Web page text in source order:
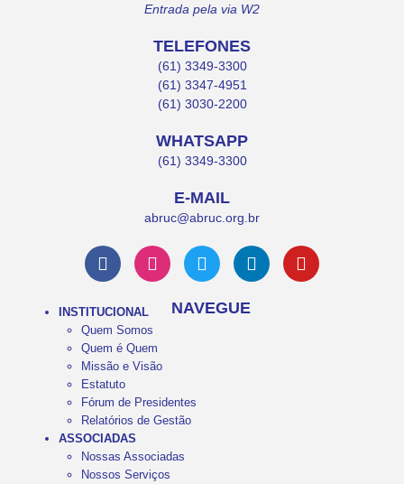
Entrada pela via W2
TELEFONES
(61) 3349-3300
(61) 3347-4951
(61) 3030-2200
WHATSAPP
(61) 3349-3300
E-MAIL
abruc@abruc.org.br
NAVEGUE
INSTITUCIONAL
Quem Somos
Quem é Quem
Missão e Visão
Estatuto
Fórum de Presidentes
Relatórios de Gestão
ASSOCIADAS
Nossas Associadas
Nossos Serviços